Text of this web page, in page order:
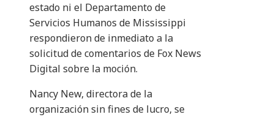
estado ni el Departamento de
Servicios Humanos de Mississippi
respondieron de inmediato a la
solicitud de comentarios de Fox News
Digital sobre la moción.
Nancy New, directora de la
organización sin fines de lucro, se